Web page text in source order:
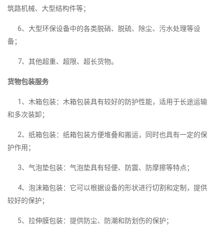
筑路机械、大型结构件等；
6、大型环保设备中的各类脱硝、脱硫、除尘、污水处理等设
备；
7、其他超重、超限、超长货物。
货物包装服务
1、木箱包装：木箱包装具有较好的防护性能，适用于长途运输
和多次装卸；
2、纸箱包装：纸箱包装方便堆叠和搬运，同时也具有一定的保
护作用；
3、气泡垫包装：气泡垫具有轻便、防震、防摩擦等特点；
4、泡沫箱包装：它可以根据设备的形状进行切割和定制，提供
较好的保护；
5、拉伸膜包装：提供防尘、防潮和防划伤的保护；